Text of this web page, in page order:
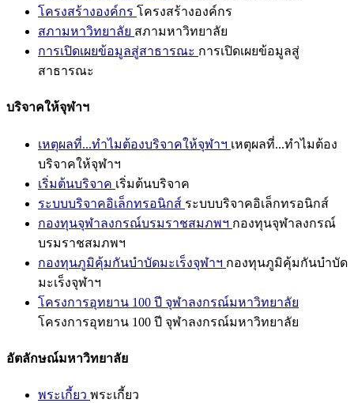
โครงสร้างองค์กร โครงสร้างองค์กร
สภามหาวิทยาลัย สภามหาวิทยาลัย
การเปิดเผยข้อมูลสู่สาธารณะ การเปิดเผยข้อมูลสู่
สาธารณะ
บริจาคให้จุฬาฯ
เหตุผลที่...ทำไมต้องบริจาคให้จุฬาฯ เหตุผลที่...ทำไมต้อง
บริจาคให้จุฬาฯ
เริ่มต้นบริจาค เริ่มต้นบริจาค
ระบบบริจาคอิเล็กทรอนิกส์ ระบบบริจาคอิเล็กทรอนิกส์
กองทุนจุฬาลงกรณ์บรมราชสมภพฯ กองทุนจุฬาลงกรณ์
บรมราชสมภพฯ
กองทุนภูมิคุ้มกันบำบัดมะเร็งจุฬาฯ กองทุนภูมิคุ้มกันบำบัด
มะเร็งจุฬาฯ
โครงการอุทยาน 100 ปี จุฬาลงกรณ์มหาวิทยาลัย
โครงการอุทยาน 100 ปี จุฬาลงกรณ์มหาวิทยาลัย
อัตลักษณ์มหาวิทยาลัย
พระเกี้ยว พระเกี้ยว